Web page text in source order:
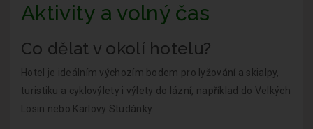
Aktivity a volný čas
Co dělat v okolí hotelu?
Hotel je ideálním výchozím bodem pro lyžování a skialpy,
turistiku a cyklovýlety i výlety do lázní, například do Velkých
Losin nebo Karlovy Studánky.